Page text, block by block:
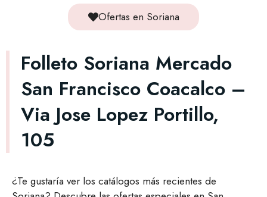
Ofertas en Soriana
Folleto Soriana Mercado
San Francisco Coacalco –
Via Jose Lopez Portillo,
105
¿Te gustaría ver los catálogos más recientes de